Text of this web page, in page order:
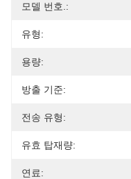
모델 번호.:
유형:
용량:
방출 기준:
전송 유형:
유효 탑재량:
연료: